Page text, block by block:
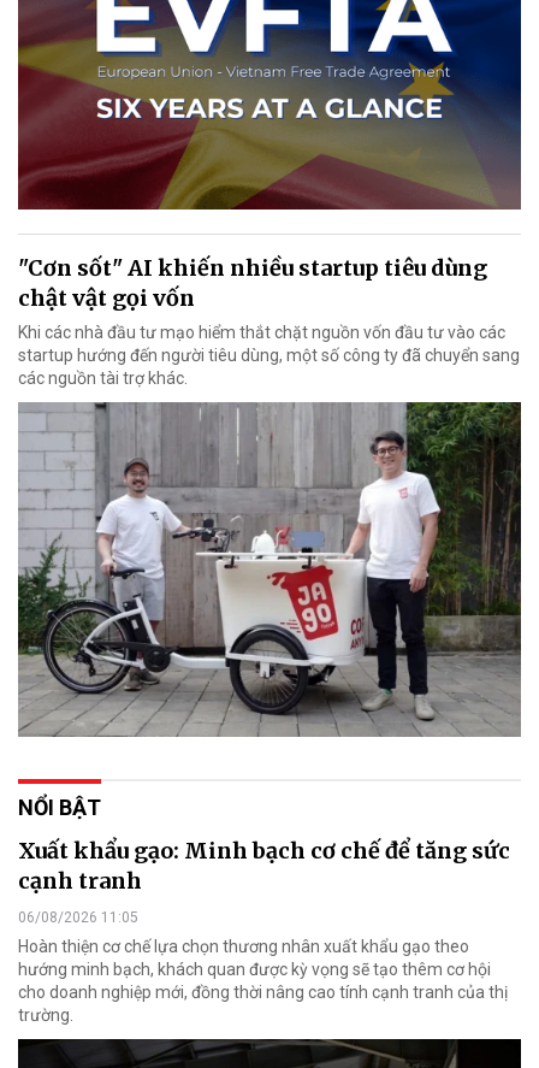
"Cơn sốt" AI khiến nhiều startup tiêu dùng
chật vật gọi vốn
Khi các nhà đầu tư mạo hiểm thắt chặt nguồn vốn đầu tư vào các
startup hướng đến người tiêu dùng, một số công ty đã chuyển sang
các nguồn tài trợ khác.
NỔI BẬT
Xuất khẩu gạo: Minh bạch cơ chế để tăng sức
cạnh tranh
06/08/2026 11:05
Hoàn thiện cơ chế lựa chọn thương nhân xuất khẩu gạo theo
hướng minh bạch, khách quan được kỳ vọng sẽ tạo thêm cơ hội
cho doanh nghiệp mới, đồng thời nâng cao tính cạnh tranh của thị
trường.